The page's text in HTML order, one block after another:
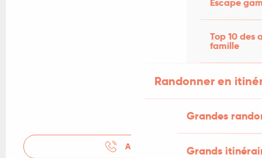
Escape
Top 10 des
famille
Randonner en
Grandes
Grands
APPELER